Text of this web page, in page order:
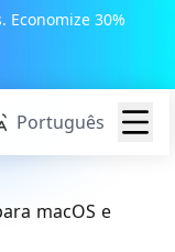
Economize 30%
Português
macOS e